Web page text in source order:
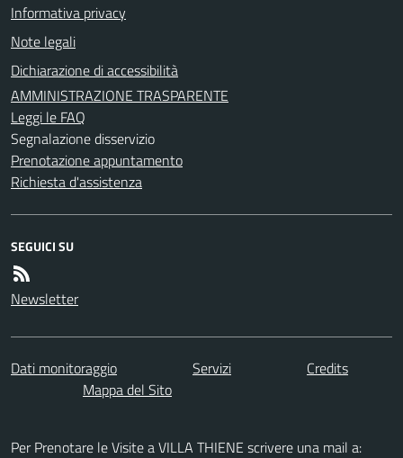
Informativa privacy
Note legali
Dichiarazione di accessibilità
AMMINISTRAZIONE TRASPARENTE
Leggi le FAQ
Segnalazione disservizio
Prenotazione appuntamento
Richiesta d'assistenza
SEGUICI SU
Newsletter
Dati monitoraggio Servizi
Credits
Mappa del Sito
Per Prenotare le Visite a VILLA THIENE scrivere una mail a: